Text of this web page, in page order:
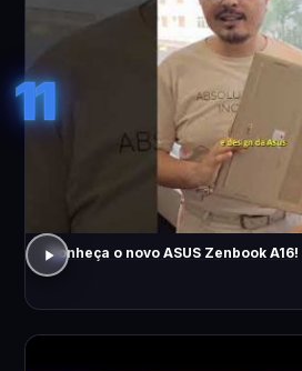
11
Conheça o novo ASUS Zenbook A16!